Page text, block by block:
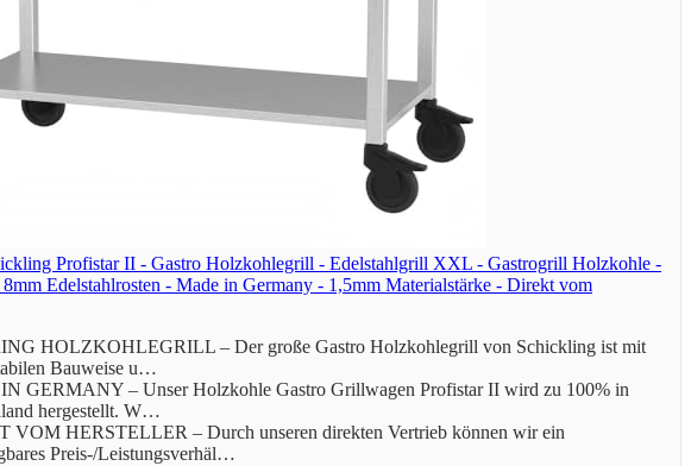
Profistar II - Gastro Holzkohlegrill - Edelstahlgrill XXL - Gastrogrill Holzkohle -
Edelstahlrosten - Made in Germany - 1,5mm Materialstärke - Direkt vom
HOLZKOHLEGRILL – Der große Gastro Holzkohlegrill von Schickling ist mit
Bauweise u…
GERMANY – Unser Holzkohle Gastro Grillwagen Profistar II wird zu 100% in
hergestellt. W…
VOM HERSTELLER – Durch unseren direkten Vertrieb können wir ein
Preis-/Leistungsverhäl…